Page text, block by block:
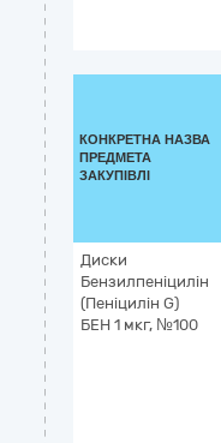
КОНКРЕТНА НАЗВА
ПРЕДМЕТА
ЗАКУПІВЛІ
Диски
Бензилпеніцилін
(Пеніцилін G)
БЕН 1 мкг, №100